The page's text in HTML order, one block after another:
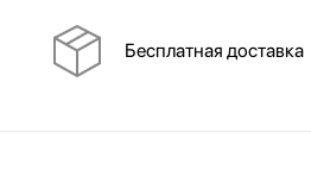
Бесплатная доставка